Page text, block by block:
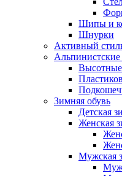
Шипы и
Шнурки
Активный
Зимняя обувь
Детская
Женская
Мужская